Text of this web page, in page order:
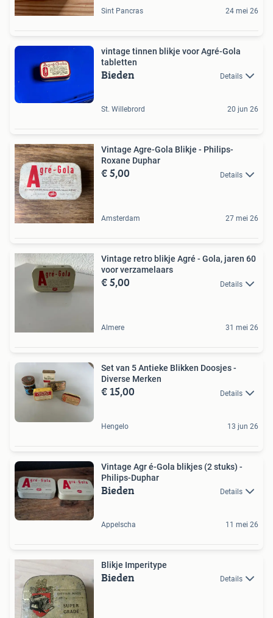
Sint Pancras 24 mei 26
vintage tinnen blikje voor Agré-Gola
tabletten
Bieden Details
St. Willebrord 20 jun 26
Vintage Agre-Gola Blikje - Philips-
Roxane Duphar
€ 5,00 Details
Amsterdam 27 mei 26
Vintage retro blikje Agré - Gola, jaren 60
voor verzamelaars
€ 5,00 Details
Almere 31 mei 26
Set van 5 Antieke Blikken Doosjes -
Diverse Merken
€ 15,00 Details
Hengelo 13 jun 26
Vintage Agr é-Gola blikjes (2 stuks) -
Philips-Duphar
Bieden Details
Appelscha 11 mei 26
Blikje Imperitype
Bieden Details